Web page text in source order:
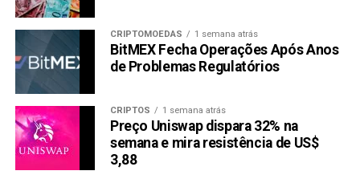
CRIPTOMOEDAS 1 semana atrás
BitMEX Fecha Operações Após Anos
de Problemas Regulatórios
CRIPTOS 1 semana atrás
Preço Uniswap dispara 32% na
semana e mira resistência de US$
3,88